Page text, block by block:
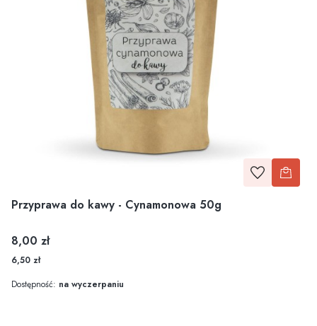
Przyprawa do kawy - Cynamonowa 50g
Cena
8,00 zł
6,50 zł
Dostępność: na wyczerpaniu